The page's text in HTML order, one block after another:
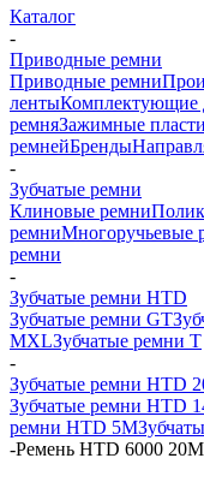
Каталог
-
Приводные ремни
Приводные ремни
лентыКомплектующие
ремняЗажимные
ремнейБренды
-
Зубчатые ремни
Клиновые ремни
ремниМногоручьевые
ремни
-
Зубчатые ремни HTD
Зубчатые ремни GT
MXLЗубчатые ремни Т
-
Зубчатые ремни HTD
Зубчатые ремни HTD
ремни HTD 5M
-Ремень HTD 6000